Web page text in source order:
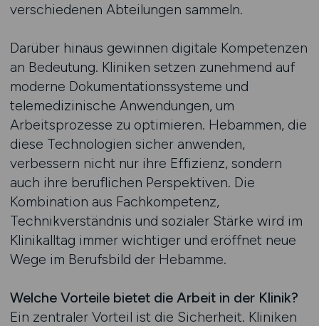
verschiedenen Abteilungen sammeln.
Darüber hinaus gewinnen digitale Kompetenzen
an Bedeutung. Kliniken setzen zunehmend auf
moderne Dokumentationssysteme und
telemedizinische Anwendungen, um
Arbeitsprozesse zu optimieren. Hebammen, die
diese Technologien sicher anwenden,
verbessern nicht nur ihre Effizienz, sondern
auch ihre beruflichen Perspektiven. Die
Kombination aus Fachkompetenz,
Technikverständnis und sozialer Stärke wird im
Klinikalltag immer wichtiger und eröffnet neue
Wege im Berufsbild der Hebamme.
Welche Vorteile bietet die Arbeit in der Klinik?
Ein zentraler Vorteil ist die Sicherheit. Kliniken